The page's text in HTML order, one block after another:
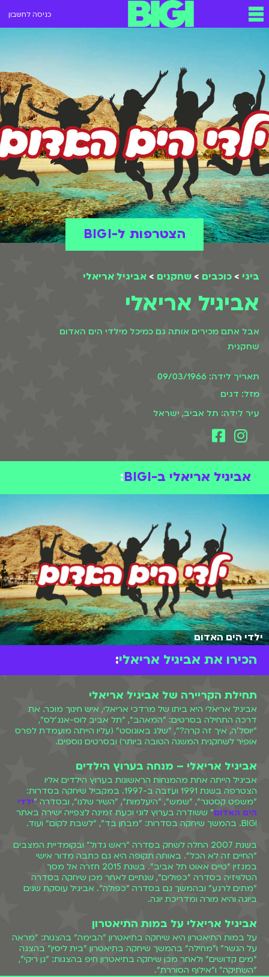
כניסה לחשבון
ביגי > כוכבים > שחקנים > אביגיל אריאלי
אביגיל אריאלי
אבל אתם מכירים אותה גם כמיכל מילדי הים האדום
שחקנית
תאריך לידה: 09/03/1966
מזל: דגים
עיר לידה: תל אביב, ישראל
הצטרפות ל-BIGI
אביגיל אריאלי ב-BIGI :
ילדי הים האדום
הכירו את אביגיל אריאלי:
תחילת הקריירה של אביגיל אריאלי
אביגיל אריאלי היא ביתו של מרדכי אריאלי, איש חינוך מוכר. את
דרכה התחילה בסרטים: "המאהב", "תל אביב לוס-אנג'לס",
"יוסל'ה, איך זה קרה?", "שלג באוגוסט" (עליו הייתה מועמדת לפרס
אופיר לשחקנית המשנה הטובה ביותר) ובסרטים נוספים.
אביגיל אריאלי – מנחה בערוץ הילדים
אביגיל הייתה אחת מהמנחות הראשונות בערוץ הילדים אליו
הצטרפה בשנת 1991 ועזבה ב-1997. במקביל שיחקה בסדרות:
"משפט קסטנר", "שמש", "היעלמות", "השיר שלנו", ובסדרה "ילדי
הים האדום" ששודרה בערוץ לוגי וכעת זמינה לצפייה ישירה באתר
BIGI. בהמשך שיחקה בסדרות: "מבחן בד", "לשבת לקום" ועוד.
בשנת 2007 החלה לשחק בסדרה "ראש גדול" ובקומדיית המצבים
"החיים זה לא הכל". באותה תקופה היא גם כתבה מדור אישי
במגזין "טיים אאוט תל אביב". בשנת 2015 חזרה אל מסך
הטלוויזיה בסדרה "כפולים", שנתיים לאחר מכן שיחקה בסדרה
"מתים לרגע" ובהמשך גם בסדרה "כפולה". אביגיל עוסקת שנים
ביוגה והיא מורה ומדריכת יוגה.
אביגיל אריאלי על במות התיאטרון
על במות התיאטרון היא שיחקה בתיאטרון "הבימה" בהצגות: "מראה
על הגשר" ו"מחילה" בהמשך שיחקה בתיאטרון "בית ליסין" בהצגה
"מים קדושים" ולאחר מכן שיחקה בתיאטרון חיפ בהצגות: "גן ריקי",
"השתיקה" ו"אילוף הסוררת".